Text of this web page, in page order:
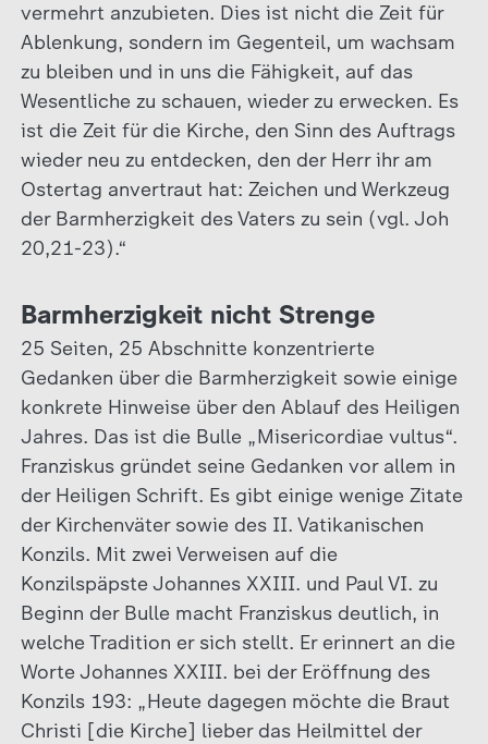
vermehrt anzubieten. Dies ist nicht die Zeit für
Ablenkung, sondern im Gegenteil, um wachsam
zu bleiben und in uns die Fähigkeit, auf das
Wesentliche zu schauen, wieder zu erwecken. Es
ist die Zeit für die Kirche, den Sinn des Auftrags
wieder neu zu entdecken, den der Herr ihr am
Ostertag anvertraut hat: Zeichen und Werkzeug
der Barmherzigkeit des Vaters zu sein (vgl. Joh
20,21-23).“
Barmherzigkeit nicht Strenge
25 Seiten, 25 Abschnitte konzentrierte
Gedanken über die Barmherzigkeit sowie einige
konkrete Hinweise über den Ablauf des Heiligen
Jahres. Das ist die Bulle „Misericordiae vultus“.
Franziskus gründet seine Gedanken vor allem in
der Heiligen Schrift. Es gibt einige wenige Zitate
der Kirchenväter sowie des II. Vatikanischen
Konzils. Mit zwei Verweisen auf die
Konzilspäpste Johannes XXIII. und Paul VI. zu
Beginn der Bulle macht Franziskus deutlich, in
welche Tradition er sich stellt. Er erinnert an die
Worte Johannes XXIII. bei der Eröffnung des
Konzils 193: „Heute dagegen möchte die Braut
Christi [die Kirche] lieber das Heilmittel der